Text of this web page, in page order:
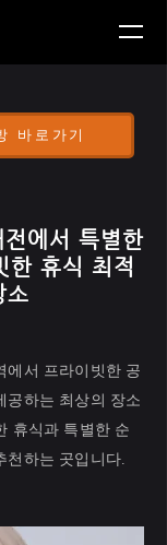
바로가기
에서 특별한
한 휴식 최적
소
에서 프라이빗한 공
공하는 최상의 장소
휴식과 특별한 순
천하는 곳입니다.